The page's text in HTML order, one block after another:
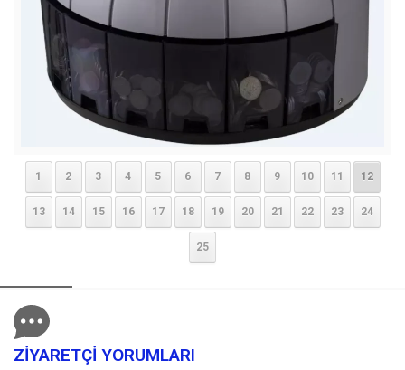
1 2 3 4 5 6 7 8 9 10 11 12
13 14 15 16 17 18 19 20 21 22 23 24
25
ZİYARETÇİ YORUMLARI